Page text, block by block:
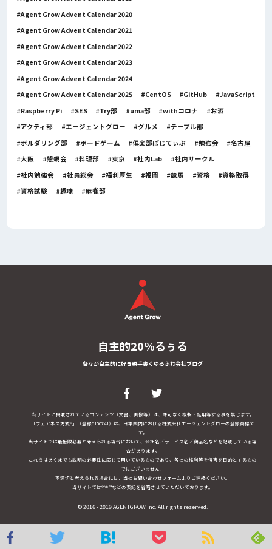
Agent Grow Advent Calendar 2020
Agent Grow Advent Calendar 2021
Agent Grow Advent Calendar 2022
Agent Grow Advent Calendar 2023
Agent Grow Advent Calendar 2024
Agent Grow Advent Calendar 2025
CentOS GitHub
JavaScript
Raspberry Pi
SES Try部 uma部 withコロナ
お酒
アクティ部
エージェントグロー グルメ
テーブル部
ボルダリング部
ボードゲーム 倶楽部ぽじてぃぶ 勉強会
名古屋
大阪
懇親会 料理部 東京 社内Lab
社内サークル
社内勉強会
社員総会 福利厚生 福岡 競馬 資格
資格取得
資格試験
趣味 麻雀部
自主的20%るぅる
各々が自主的に好き勝手書くゆるふわ会社ブログ
当サイトに掲載されているコンテンツ（文書、画像等）は、許可なく複製・転用等する事を禁じます。
「フェアネス方式®」（登録6150741）は、日本国内における株式会社エージェントグローの登録商標で
す。
当サイトでは最低限必要と考えられる場合において、会社名／サービス名／商品名などを記載している場
合があります。
これらはあくまでも説明の必要性に応じて用いているものであり、各社の権利等を侵害を目的とするもの
ではございません。
不適切と考えられる場合には、当社お問い合わせフォームよりご連絡ください。
当サイトでは®や™などの表記を省略させていただいております。
© 2016 - 2019 AGENTGROW Inc. All rights reserved.